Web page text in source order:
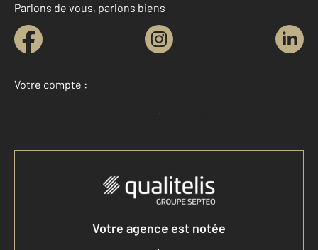
Parlons de vous, parlons biens
Votre compte :
Accéder à mon compte
Votre agence est notée